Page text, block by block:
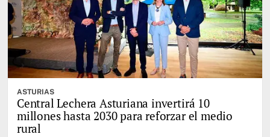
ASTURIAS
Central Lechera Asturiana invertirá 10
millones hasta 2030 para reforzar el medio
rural